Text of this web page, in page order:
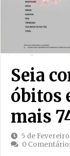
Seia
óbitos
mais
5 de Fevereiro
0